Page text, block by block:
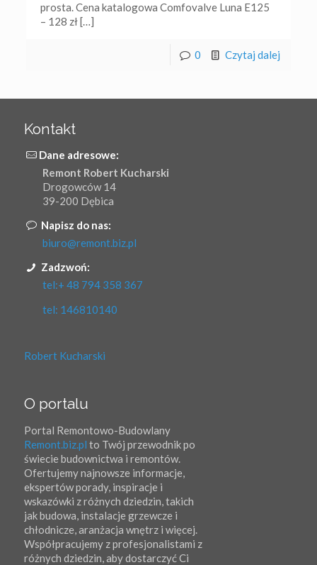
prosta. Cena katalogowa Comfovalve Luna E125
– 128 zł[…]
0 Czytaj dalej
Kontakt
Dane adresowe:
Remont Robert Kucharski
Drogowców 14
39-200 Dębica
Napisz do nas:
biuro@remont.biz.pl
Zadzwoń:
tel:+ 48 794 358 367
tel: 146810140
Robert Kucharski
O portalu
Portal Remontowo-Budowlany
Remont.biz.pl to Twój przewodnik po
świecie budownictwa i remontów.
Ofertujemy najnowsze informacje,
ekspertów porady, inspiracje i
wskazówki z różnych dziedzin, takich
jak budowa, instalacje grzewcze i
chłodnicze, aranżacja wnętrz i więcej.
Współpracujemy z profesjonalistami z
różnych dziedzin, aby dostarczyć Ci